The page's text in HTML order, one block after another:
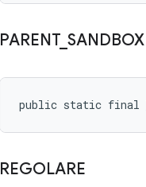
PARENT_ SANDBOX
public static final
REGOLARE